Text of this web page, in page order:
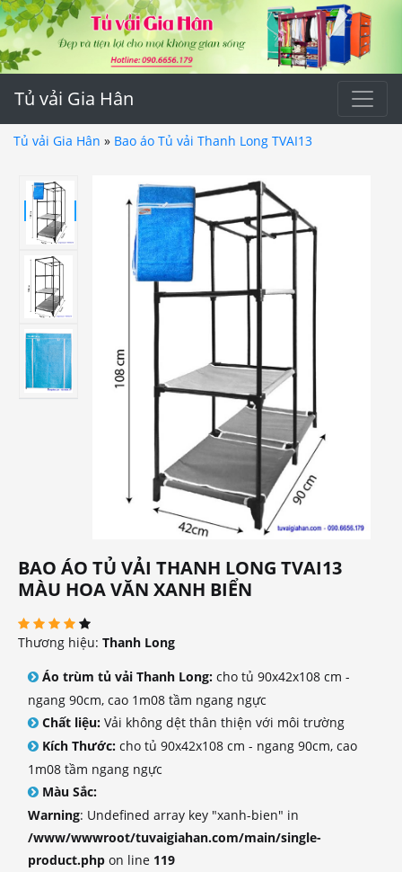
Tủ vải Gia Hân
Tủ vải Gia Hân » Bao áo Tủ vải Thanh Long TVAI13
BAO ÁO TỦ VẢI THANH LONG TVAI13
MÀU HOA VĂN XANH BIỂN
Thương hiệu: Thanh Long
Áo trùm tủ vải Thanh Long: cho tủ 90x42x108 cm -
ngang 90cm, cao 1m08 tầm ngang ngực
Chất liệu: Vải không dệt thân thiện với môi trường
Kích Thước: cho tủ 90x42x108 cm - ngang 90cm, cao
1m08 tầm ngang ngực
Màu Sắc:
Warning: Undefined array key "xanh-bien" in
/www/wwwroot/tuvaigiahan.com/main/single-
product.php on line 119